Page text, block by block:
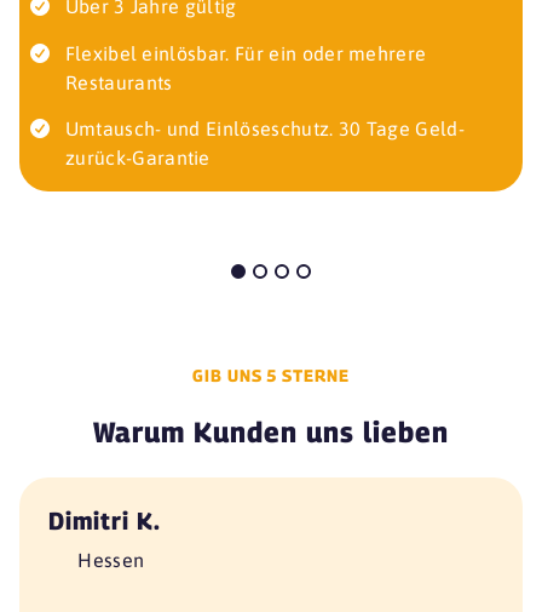
Über 3 Jahre gültig
Flexibel einlösbar. Für ein oder mehrere
Restaurants
Umtausch- und Einlöseschutz. 30 Tage Geld-
zurück-Garantie
GIB UNS 5 STERNE
Warum Kunden uns lieben
Dimitri K.
Hessen